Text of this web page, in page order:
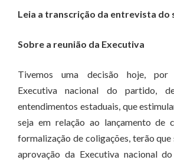
Leia a transcrição da entrevista do
Sobre a reunião da Executiva
Tivemos uma decisão hoje, por
Executiva nacional do partido,
entendimentos estaduais, que
seja em relação ao lançamento de
formalização de coligações, terão
aprovação da Executiva nacional